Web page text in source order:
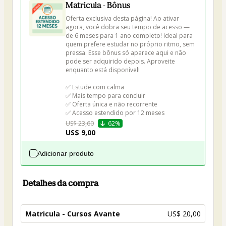
Matricula - Bônus
Oferta exclusiva desta página! Ao ativar
agora, você dobra seu tempo de acesso —
de 6 meses para 1 ano completo! Ideal para
quem prefere estudar no próprio ritmo, sem
pressa. Esse bônus só aparece aqui e não
pode ser adquirido depois. Aproveite
enquanto está disponível!
✅ Estude com calma
✅ Mais tempo para concluir
✅ Oferta única e não recorrente
✅ Acesso estendido por 12 meses
US$ 23,60
62%
US$ 9,00
Adicionar produto
Detalhes da compra
Matricula - Cursos Avante US$ 20,00